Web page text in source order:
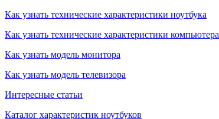
Как узнать технические характеристики ноутбука
Как узнать технические характеристики компьютера
Как узнать модель монитора
Как узнать модель телевизора
Интересные статьи
Каталог характеристик ноутбуков